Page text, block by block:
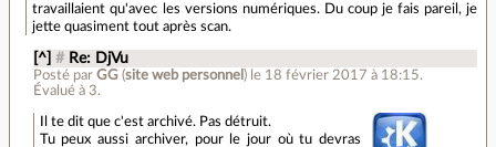
travaillaient qu'avec les versions numériques. Du coup je fais pareil, je
jette quasiment tout après scan.
[^] # Re: DjVu
Posté par GG(site web personnel ) le 18 février 2017 à 18:15.
Évalué à 3.
Il te dit que c'est archivé. Pas détruit.
Tu peux aussi archiver, pour le jour où tu devras